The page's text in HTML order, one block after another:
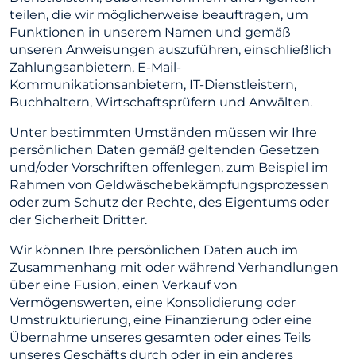
teilen, die wir möglicherweise beauftragen, um
Funktionen in unserem Namen und gemäß
unseren Anweisungen auszuführen, einschließlich
Zahlungsanbietern, E-Mail-
Kommunikationsanbietern, IT-Dienstleistern,
Buchhaltern, Wirtschaftsprüfern und Anwälten.
Unter bestimmten Umständen müssen wir Ihre
persönlichen Daten gemäß geltenden Gesetzen
und/oder Vorschriften offenlegen, zum Beispiel im
Rahmen von Geldwäschebekämpfungsprozessen
oder zum Schutz der Rechte, des Eigentums oder
der Sicherheit Dritter.
Wir können Ihre persönlichen Daten auch im
Zusammenhang mit oder während Verhandlungen
über eine Fusion, einen Verkauf von
Vermögenswerten, eine Konsolidierung oder
Umstrukturierung, eine Finanzierung oder eine
Übernahme unseres gesamten oder eines Teils
unseres Geschäfts durch oder in ein anderes